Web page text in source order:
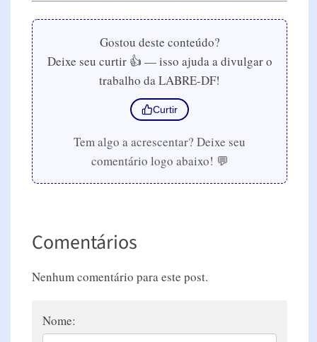
Gostou deste conteúdo?
Deixe seu curtir 👍 — isso ajuda a divulgar o
trabalho da LABRE-DF!
Curtir
Tem algo a acrescentar? Deixe seu
comentário logo abaixo! 💬
Comentários
Nenhum comentário para este post.
Nome: